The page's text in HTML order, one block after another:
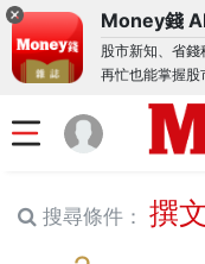
Money錢
股市新知、省錢
再忙也能掌握股
搜尋條件： 撰